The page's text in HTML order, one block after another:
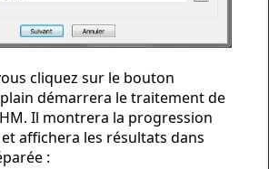
cliquez sur le bouton
démarrera le traitement de
Il montrera la progression
affichera les résultats dans
: